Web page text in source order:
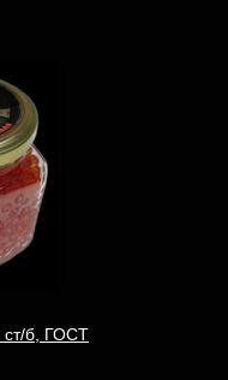
ст/б, ГОСТ